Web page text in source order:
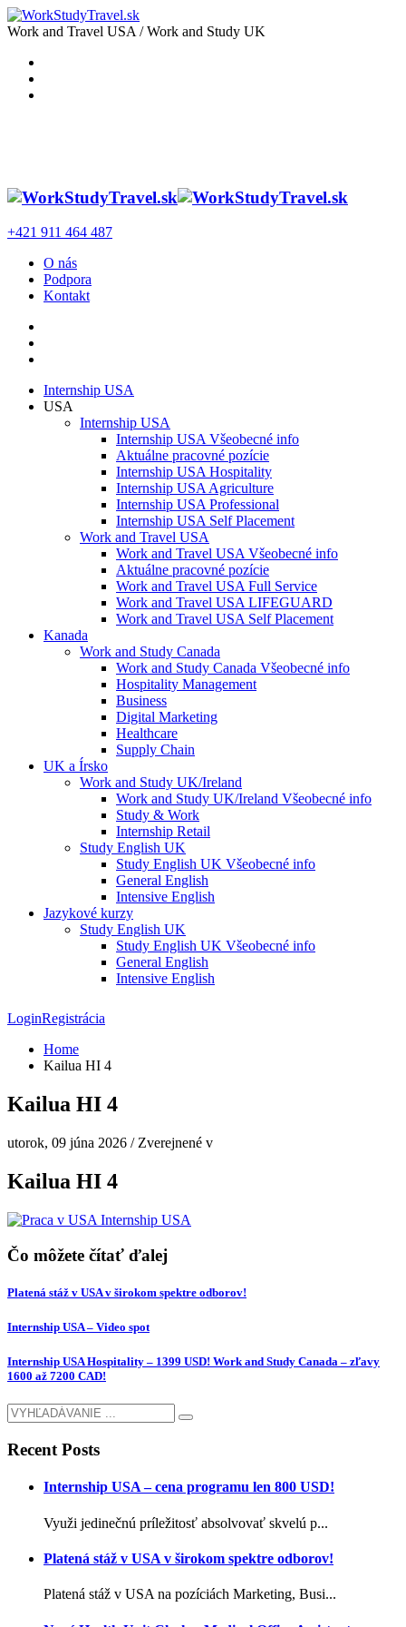
Work and Travel USA / Work and Study UK
+421 911 464 487
O nás
Podpora
Kontakt
Internship USA
USA
Internship USA
Internship USA Všeobecné info
Aktuálne pracovné pozície
Internship USA Hospitality
Internship USA Agriculture
Internship USA Professional
Internship USA Self Placement
Work and Travel USA
Work and Travel USA Všeobecné info
Aktuálne pracovné pozície
Work and Travel USA Full Service
Work and Travel USA LIFEGUARD
Work and Travel USA Self Placement
Kanada
Work and Study Canada
Work and Study Canada Všeobecné info
Hospitality Management
Business
Digital Marketing
Healthcare
Supply Chain
UK a Írsko
Work and Study UK/Ireland
Work and Study UK/Ireland Všeobecné info
Study & Work
Internship Retail
Study English UK
Study English UK Všeobecné info
General English
Intensive English
Jazykové kurzy
Study English UK
Study English UK Všeobecné info
General English
Intensive English
LoginRegistrácia
Home
Kailua HI 4
Kailua HI 4
utorok, 09 júna 2026 / Zverejnené v
Kailua HI 4
Čo môžete čítať ďalej
Platená stáž v USA v širokom spektre odborov!
Internship USA – Video spot
Internship USA Hospitality – 1399 USD! Work and Study Canada – zľavy
1600 až 7200 CAD!
Recent Posts
Internship USA – cena programu len 800 USD!
Využi jedinečnú príležitosť absolvovať skvelú p...
Platená stáž v USA v širokom spektre odborov!
Platená stáž v USA na pozíciách Marketing, Busi...